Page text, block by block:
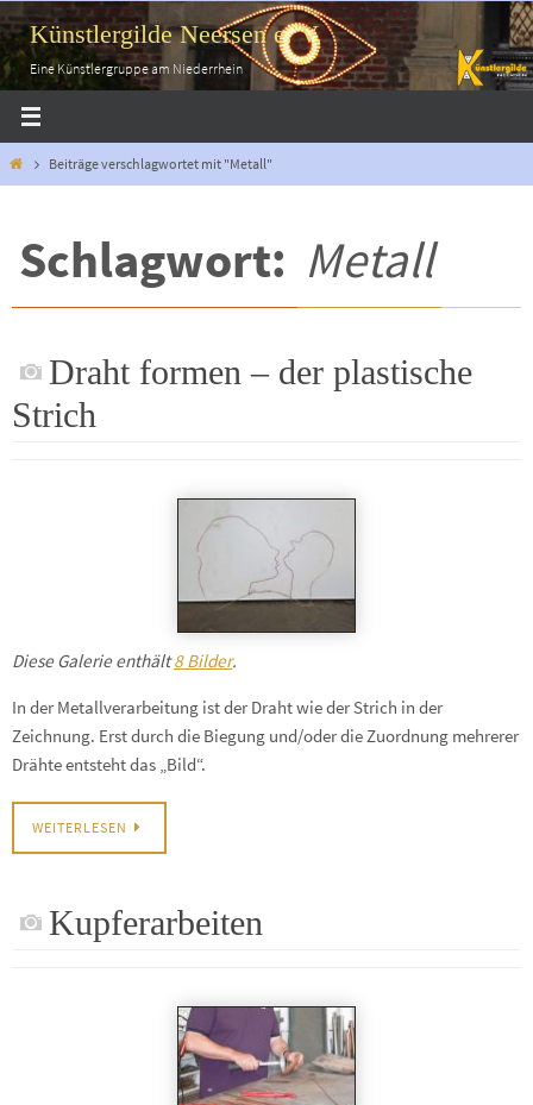
Zum
Inhalt
springen
Künstlergilde Neersen e. V.
Eine Künstlergruppe am Niederrhein
StartBeiträge verschlagwortet mit "Metall"
Schlagwort: Metall
Draht formen ‒ der plastische
Strich
Diese Galerie enthält8 Bilder.
In der Metallverarbeitung ist der Draht wie der Strich in der
Zeichnung. Erst durch die Biegung und/oder die Zuordnung mehrerer
Drähte entsteht das „Bild“.
WEITERLESEN
Kupferarbeiten